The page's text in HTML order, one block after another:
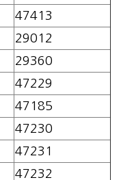
47413
29012
29360
47229
47185
47230
47231
47232